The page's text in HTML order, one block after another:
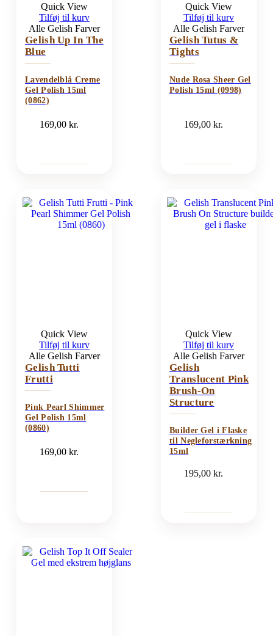
Quick View
Tilføj til kurv
Alle Gelish Farver
Gelish Up In The
Blue
Lavendelblå Creme
Gel Polish 15ml
(0862)
169,00kr.
Quick View
Tilføj til kurv
Alle Gelish Farver
Gelish Tutus &
Tights
Nude Rosa Sheer Gel
Polish 15ml (0998)
169,00kr.
Quick View
Tilføj til kurv
Alle Gelish Farver
Gelish Tutti
Frutti
Pink Pearl Shimmer
Gel Polish 15ml
(0860)
169,00kr.
Quick View
Tilføj til kurv
Alle Gelish Farver
Gelish
Translucent Pink
Brush-On
Structure
Builder Gel i Flaske
til Negleforstærkning
15ml
195,00kr.